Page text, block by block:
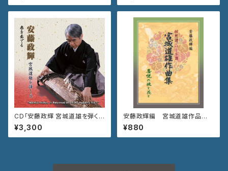
CD「安藤政輝 宮城道雄を弾く
５ 春を奏でる」VZCG-801
¥3,300
安藤政輝編 宮城道雄作品集
《喜悦の波と花と》
¥880